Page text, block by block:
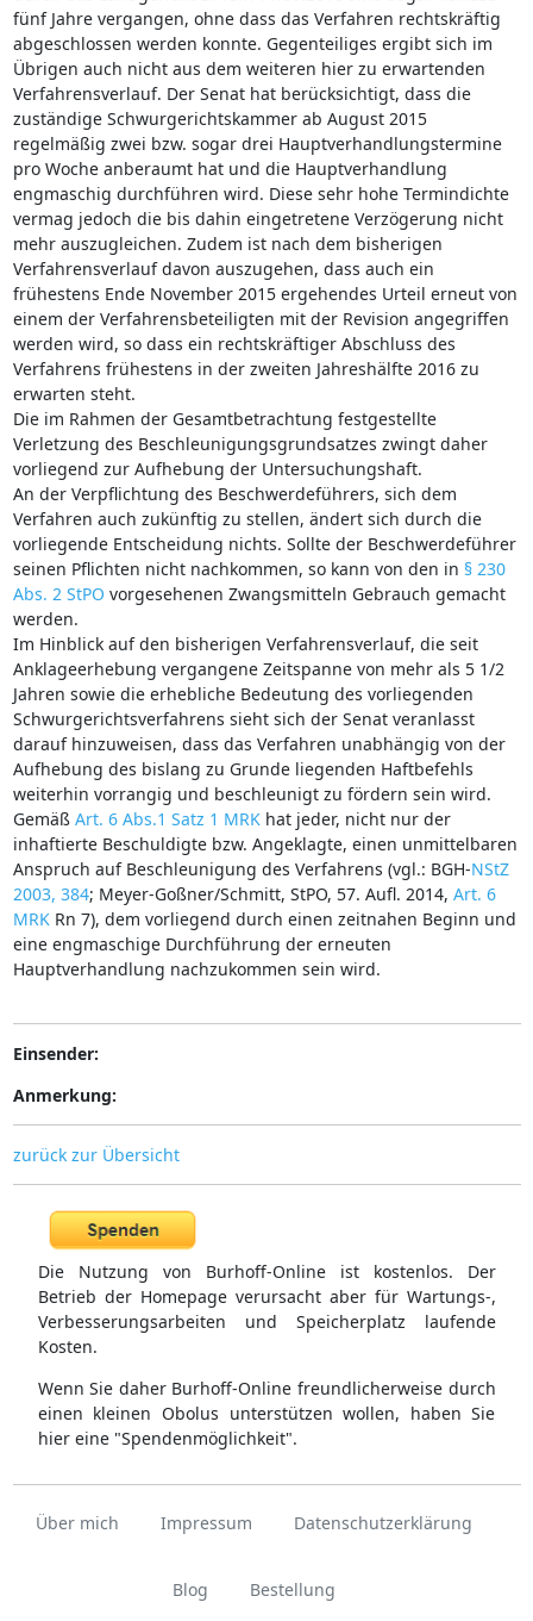
fünf Jahre vergangen, ohne dass das Verfahren rechtskräftig
abgeschlossen werden konnte. Gegenteiliges ergibt sich im
Übrigen auch nicht aus dem weiteren hier zu erwartenden
Verfahrensverlauf. Der Senat hat berücksichtigt, dass die
zuständige Schwurgerichtskammer ab August 2015
regelmäßig zwei bzw. sogar drei Hauptverhandlungstermine
pro Woche anberaumt hat und die Hauptverhandlung
engmaschig durchführen wird. Diese sehr hohe Termindichte
vermag jedoch die bis dahin eingetretene Verzögerung nicht
mehr auszugleichen. Zudem ist nach dem bisherigen
Verfahrensverlauf davon auszugehen, dass auch ein
frühestens Ende November 2015 ergehendes Urteil erneut von
einem der Verfahrensbeteiligten mit der Revision angegriffen
werden wird, so dass ein rechtskräftiger Abschluss des
Verfahrens frühestens in der zweiten Jahreshälfte 2016 zu
erwarten steht.
Die im Rahmen der Gesamtbetrachtung festgestellte
Verletzung des Beschleunigungsgrundsatzes zwingt daher
vorliegend zur Aufhebung der Untersuchungshaft.
An der Verpflichtung des Beschwerdeführers, sich dem
Verfahren auch zukünftig zu stellen, ändert sich durch die
vorliegende Entscheidung nichts. Sollte der Beschwerdeführer
seinen Pflichten nicht nachkommen, so kann von den in § 230
Abs. 2 StPO vorgesehenen Zwangsmitteln Gebrauch gemacht
werden.
Im Hinblick auf den bisherigen Verfahrensverlauf, die seit
Anklageerhebung vergangene Zeitspanne von mehr als 5 1/2
Jahren sowie die erhebliche Bedeutung des vorliegenden
Schwurgerichtsverfahrens sieht sich der Senat veranlasst
darauf hinzuweisen, dass das Verfahren unabhängig von der
Aufhebung des bislang zu Grunde liegenden Haftbefehls
weiterhin vorrangig und beschleunigt zu fördern sein wird.
Gemäß Art. 6 Abs.1 Satz 1 MRKhat jeder, nicht nur der
inhaftierte Beschuldigte bzw. Angeklagte, einen unmittelbaren
Anspruch auf Beschleunigung des Verfahrens (vgl.: BGH-NStZ
2003, 384; Meyer-Goßner/Schmitt, StPO, 57. Aufl. 2014, Art. 6
MRKRn 7), dem vorliegend durch einen zeitnahen Beginn und
eine engmaschige Durchführung der erneuten
Hauptverhandlung nachzukommen sein wird.
Einsender:
Anmerkung:
zurück zur Übersicht
Die Nutzung von Burhoff-Online ist kostenlos. Der
Betrieb der Homepage verursacht aber für Wartungs-,
Verbesserungsarbeiten und Speicherplatz laufende
Kosten.
Wenn Sie daher Burhoff-Online freundlicherweise durch
einen kleinen Obolus unterstützen wollen, haben Sie
hier eine "Spendenmöglichkeit".
Über mich Impressum Datenschutzerklärung
Blog Bestellung